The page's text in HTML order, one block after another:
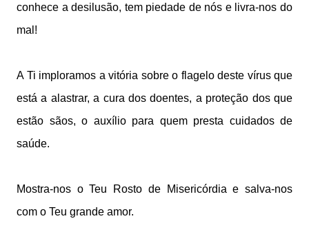
conhece a desilusão, tem piedade de nós e livra-nos do
mal!
A Ti imploramos a vitória sobre o flagelo deste vírus que
está a alastrar,a cura dos doentes, a proteção dos que
estão sãos, o auxílio para quem presta cuidados de
saúde.
Mostra-nos o Teu Rosto de Misericórdiae salva-nos
com o Teu grande amor.